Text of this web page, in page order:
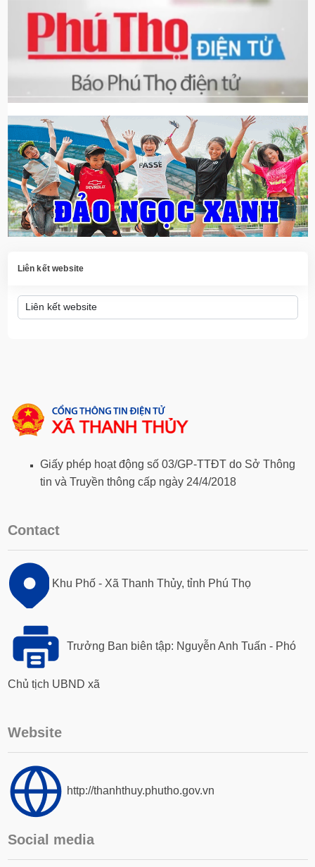
Liên kết website
Giấy phép hoạt động số 03/GP-TTĐT do Sở Thông
tin và Truyền thông cấp ngày 24/4/2018
Contact
Khu Phố - Xã Thanh Thủy, tỉnh Phú Thọ
Trưởng Ban biên tập: Nguyễn Anh Tuấn - Phó
Chủ tịch UBND xã
Website
http://thanhthuy.phutho.gov.vn
Social media